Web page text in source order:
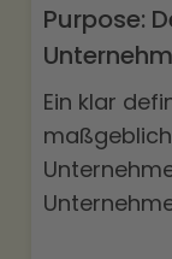
Purpose:
Ein klar